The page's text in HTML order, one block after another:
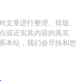
文章进行整理、排版、
或证实其内容的真实
本站，我们会尽快和您